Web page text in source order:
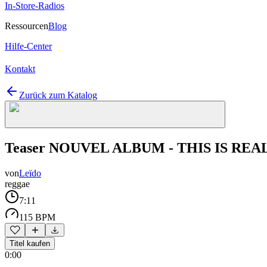
In-Store-Radios
RessourcenBlog
Hilfe-Center
Kontakt
Zurück zum Katalog
Teaser NOUVEL ALBUM - THIS IS
vonLeïdo
reggae
7:11
115 BPM
Titel kaufen
0:00